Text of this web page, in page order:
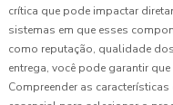
crítica que pode impactar
sistemas em que esses
como reputação, qualidade
entrega, você pode garantir
Compreender as